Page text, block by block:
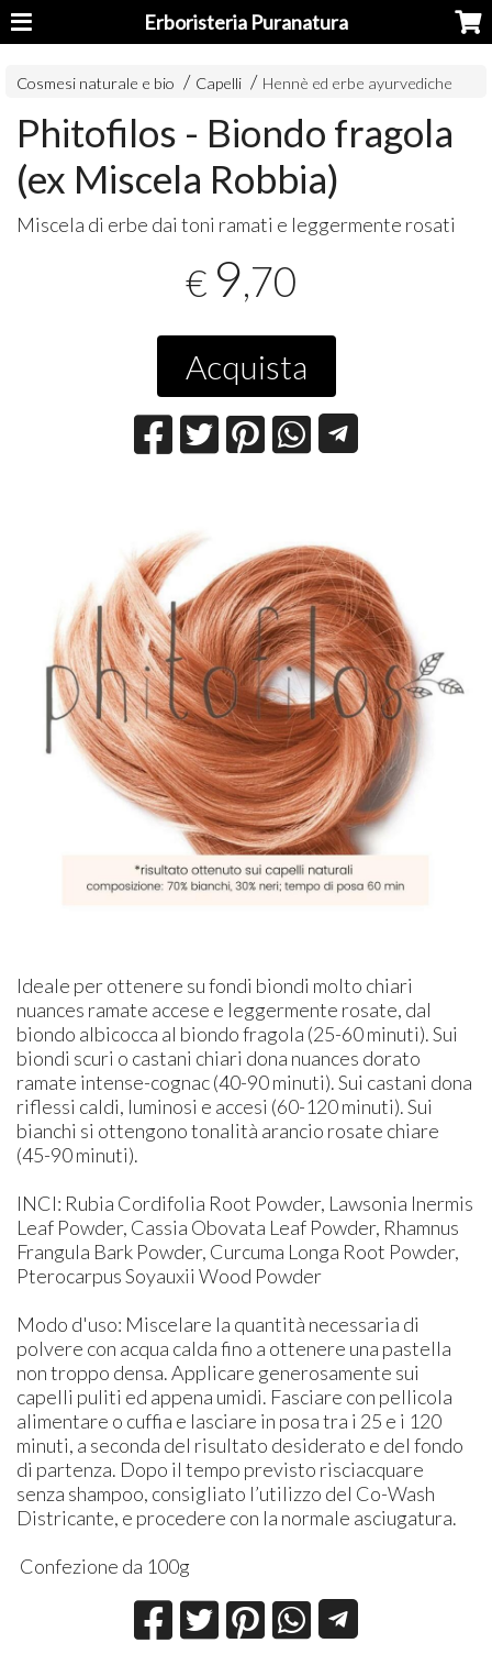
Erboristeria Puranatura
Cosmesi naturale e bio Capelli Hennè ed erbe ayurvediche
Phitofilos - Biondo fragola
(ex Miscela Robbia)
Miscela di erbe dai toni ramati e leggermente rosati
€ 9,70
Acquista
Ideale per ottenere su fondi biondi molto chiari
nuances ramate accese e leggermente rosate, dal
biondo albicocca al biondo fragola (25-60 minuti). Sui
biondi scuri o castani chiari dona nuances dorato
ramate intense-cognac (40-90 minuti). Sui castani dona
riflessi caldi, luminosi e accesi (60-120 minuti). Sui
bianchi si ottengono tonalità arancio rosate chiare
(45-90 minuti).
INCI: ​Rubia Cordifolia Root Powder, Lawsonia Inermis
Leaf Powder, Cassia Obovata Leaf Powder, Rhamnus
Frangula Bark Powder, Curcuma Longa Root Powder,
Pterocarpus Soyauxii Wood Powder
Modo d'uso: ​Miscelare la quantità necessaria di
polvere con acqua calda fino a ottenere una pastella
non troppo densa. Applicare generosamente sui
capelli puliti ed appena umidi. Fasciare con pellicola
alimentare o cuffia e lasciare in posa tra i 25 e i 120
minuti, a seconda del risultato desiderato e del fondo
di partenza. Dopo il tempo previsto risciacquare
senza shampoo, consigliato l’utilizzo del Co-Wash
Districante, e procedere con la normale asciugatura.
Confezione da 100g